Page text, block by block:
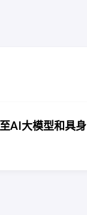
AI大模型和具身